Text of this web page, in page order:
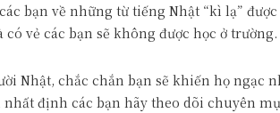
bạn về những từ tiếng Nhật “kì lạ”
vẻ các bạn sẽ không được học ở trường.
Nhật, chắc chắn bạn sẽ khiến họ ngạc
định các bạn hãy theo dõi chuyên